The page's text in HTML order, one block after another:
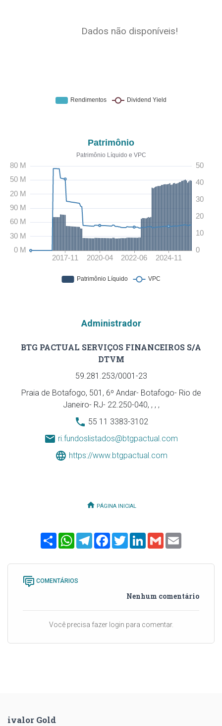
Administrador
BTG PACTUAL SERVIÇOS FINANCEIROS S/A
DTVM
59.281.253/0001-23
Praia de Botafogo, 501, 6º Andar- Botafogo- Rio de
Janeiro- RJ- 22.250-040, , , ,
55 11 3383-3102
ri.fundoslistados@btgpactual.com
https://www.btgpactual.com
PÁGINA INICIAL
ShareWhatsAppTelegramFacebook
TwitterLinkedInGmail
COMENTÁRIOS
Nenhum comentário
Você precisa fazer login para comentar.
ivalor Gold